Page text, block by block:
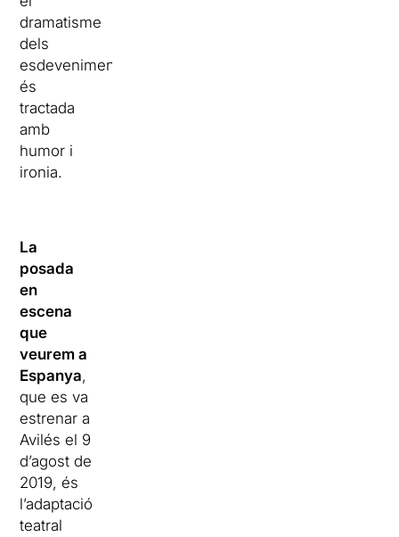
dramatisme
dels
esdeveniments,
és
tractada
amb
humor i
ironia.
La
posada
en
escena
que
veurem a
Espanya,
que es va
estrenar a
Avilés el 9
d’agost de
2019, és
l’adaptació
teatral